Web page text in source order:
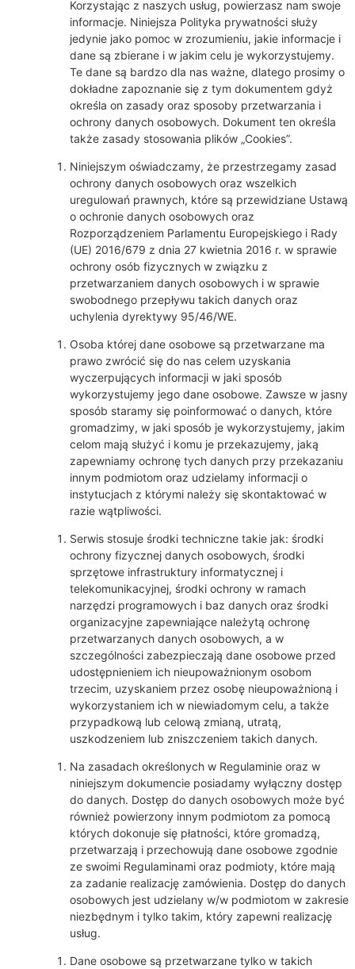
Korzystając z naszych usług, powierzasz nam swoje
informacje. Niniejsza Polityka prywatności służy
jedynie jako pomoc w zrozumieniu, jakie informacje i
dane są zbierane i w jakim celu je wykorzystujemy.
Te dane są bardzo dla nas ważne, dlatego prosimy o
dokładne zapoznanie się z tym dokumentem gdyż
określa on zasady oraz sposoby przetwarzania i
ochrony danych osobowych. Dokument ten określa
także zasady stosowania plików „Cookies”.
Niniejszym oświadczamy, że przestrzegamy zasad
ochrony danych osobowych oraz wszelkich
uregulowań prawnych, które są przewidziane Ustawą
o ochronie danych osobowych oraz
Rozporządzeniem Parlamentu Europejskiego i Rady
(UE) 2016/679 z dnia 27 kwietnia 2016 r. w sprawie
ochrony osób fizycznych w związku z
przetwarzaniem danych osobowych i w sprawie
swobodnego przepływu takich danych oraz
uchylenia dyrektywy 95/46/WE.
Osoba której dane osobowe są przetwarzane ma
prawo zwrócić się do nas celem uzyskania
wyczerpujących informacji w jaki sposób
wykorzystujemy jego dane osobowe. Zawsze w jasny
sposób staramy się poinformować o danych, które
gromadzimy, w jaki sposób je wykorzystujemy, jakim
celom mają służyć i komu je przekazujemy, jaką
zapewniamy ochronę tych danych przy przekazaniu
innym podmiotom oraz udzielamy informacji o
instytucjach z którymi należy się skontaktować w
razie wątpliwości.
Serwis stosuje środki techniczne takie jak: środki
ochrony fizycznej danych osobowych, środki
sprzętowe infrastruktury informatycznej i
telekomunikacyjnej, środki ochrony w ramach
narzędzi programowych i baz danych oraz środki
organizacyjne zapewniające należytą ochronę
przetwarzanych danych osobowych, a w
szczególności zabezpieczają dane osobowe przed
udostępnieniem ich nieupoważnionym osobom
trzecim, uzyskaniem przez osobę nieupoważnioną i
wykorzystaniem ich w niewiadomym celu, a także
przypadkową lub celową zmianą, utratą,
uszkodzeniem lub zniszczeniem takich danych.
Na zasadach określonych w Regulaminie oraz w
niniejszym dokumencie posiadamy wyłączny dostęp
do danych. Dostęp do danych osobowych może być
również powierzony innym podmiotom za pomocą
których dokonuje się płatności, które gromadzą,
przetwarzają i przechowują dane osobowe zgodnie
ze swoimi Regulaminami oraz podmioty, które mają
za zadanie realizację zamówienia. Dostęp do danych
osobowych jest udzielany w/w podmiotom w zakresie
niezbędnym i tylko takim, który zapewni realizację
usług.
Dane osobowe są przetwarzane tylko w takich